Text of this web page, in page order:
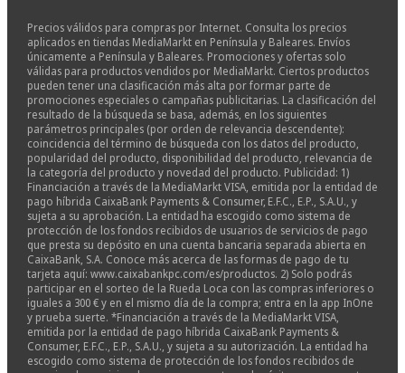
Precios válidos para compras por Internet. Consulta los precios
aplicados en tiendas MediaMarkt en Península y Baleares. Envíos
únicamente a Península y Baleares. Promociones y ofertas solo
válidas para productos vendidos por MediaMarkt. Ciertos productos
pueden tener una clasificación más alta por formar parte de
promociones especiales o campañas publicitarias. La clasificación del
resultado de la búsqueda se basa, además, en los siguientes
parámetros principales (por orden de relevancia descendente):
coincidencia del término de búsqueda con los datos del producto,
popularidad del producto, disponibilidad del producto, relevancia de
la categoría del producto y novedad del producto. Publicidad: 1)
Financiación a través de la MediaMarkt VISA, emitida por la entidad de
pago híbrida CaixaBank Payments & Consumer, E.F.C., E.P., S.A.U., y
sujeta a su aprobación. La entidad ha escogido como sistema de
protección de los fondos recibidos de usuarios de servicios de pago
que presta su depósito en una cuenta bancaria separada abierta en
CaixaBank, S.A. Conoce más acerca de las formas de pago de tu
tarjeta aquí: www.caixabankpc.com/es/productos. 2) Solo podrás
participar en el sorteo de la Rueda Loca con las compras inferiores o
iguales a 300 € y en el mismo día de la compra; entra en la app InOne
y prueba suerte. *Financiación a través de la MediaMarkt VISA,
emitida por la entidad de pago híbrida CaixaBank Payments &
Consumer, E.F.C., E.P., S.A.U., y sujeta a su autorización. La entidad ha
escogido como sistema de protección de los fondos recibidos de